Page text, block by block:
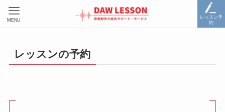
レッスン予
約
MENU
レッスンの予約